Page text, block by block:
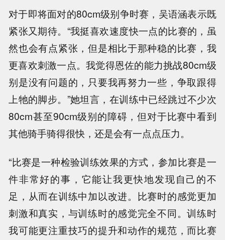
对于即将面对的80cm级别争时赛，吴语涵表示既
紧张又期待。“我挺喜欢速度快一点的比赛的，虽
然也会有点紧张，但是相比于那种稳的比赛，我
更喜欢刺激一点。我觉得恩佐的能力挑战80cm级
别是没有问题的，只要我再努力一些，争取跟得
上牠的脚步。”她坦言，在训练中已经跳过不少次
80cm甚至90cm级别的障碍，但对于比赛中看到
其他骑手骑得很快，还是会有一点点压力。
“比赛是一种检验训练效果的方式，参加比赛是一
件非常好的事，它能让我更快地发现自己的不
足，从而在训练中加以改进。比赛时的感觉更加
刺激和真实，与训练时的感觉完全不同。训练时
我可能更注重技巧的提升和动作的规范，而比赛